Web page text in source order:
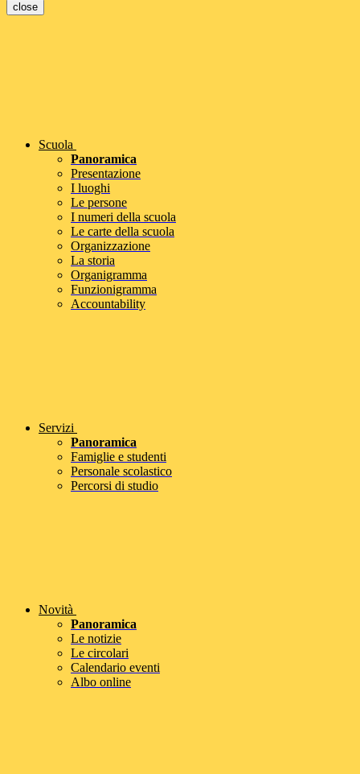
close
Scuola
Panoramica
Presentazione
I luoghi
Le persone
I numeri della scuola
Le carte della scuola
Organizzazione
La storia
Organigramma
Funzionigramma
Accountability
Servizi
Panoramica
Famiglie e studenti
Personale scolastico
Percorsi di studio
Novità
Panoramica
Le notizie
Le circolari
Calendario eventi
Albo online